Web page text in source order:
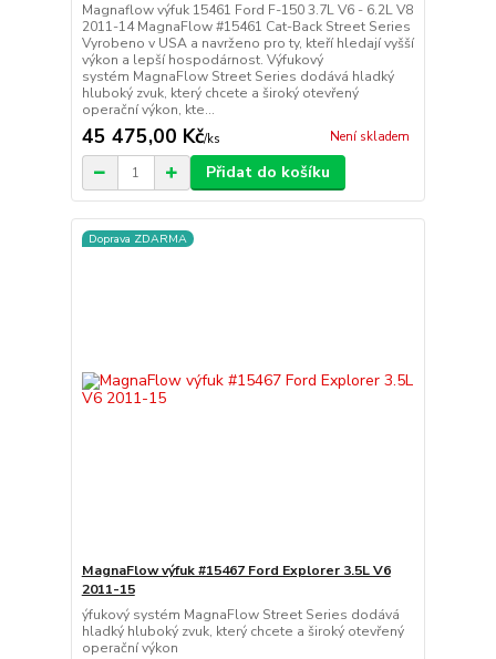
Magnaflow výfuk 15461 Ford F-150 3.7L V6 - 6.2L V8
2011-14 MagnaFlow #15461 Cat-Back Street Series
Vyrobeno v USA a navrženo pro ty, kteří hledají vyšší
výkon a lepší hospodárnost. Výfukový
systém MagnaFlow Street Series dodává hladký
hluboký zvuk, který chcete a široký otevřený
operační výkon, kte...
45 475,00 Kč/ks Není skladem
Přidat do košíku
Doprava ZDARMA
MagnaFlow výfuk #15467 Ford Explorer 3.5L V6
2011-15
ýfukový systém MagnaFlow Street Series dodává
hladký hluboký zvuk, který chcete a široký otevřený
operační výkon